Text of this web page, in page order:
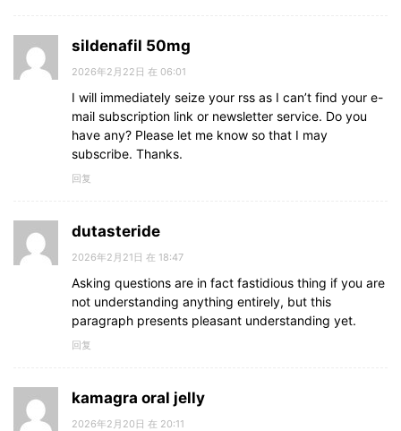
sildenafil 50mg
2026年2月22日 在 06:01
I will immediately seize your rss as I can’t find your e-
mail subscription link or newsletter service. Do you
have any? Please let me know so that I may
subscribe. Thanks.
回复
dutasteride
2026年2月21日 在 18:47
Asking questions are in fact fastidious thing if you are
not understanding anything entirely, but this
paragraph presents pleasant understanding yet.
回复
kamagra oral jelly
2026年2月20日 在 20:11